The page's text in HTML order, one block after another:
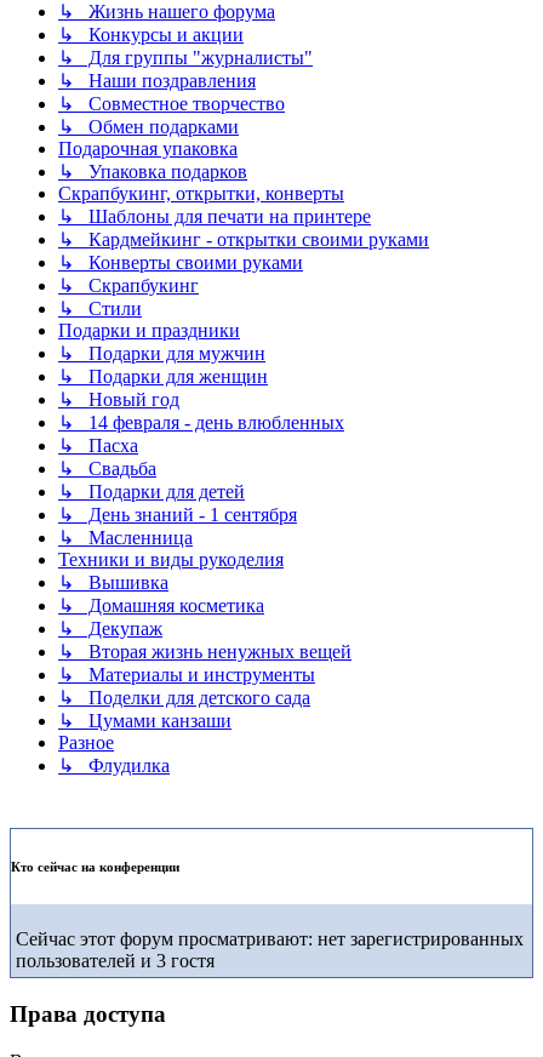
↳ Жизнь нашего форума
↳ Конкурсы и акции
↳ Для группы "журналисты"
↳ Наши поздравления
↳ Совместное творчество
↳ Обмен подарками
Подарочная упаковка
↳ Упаковка подарков
Скрапбукинг, открытки, конверты
↳ Шаблоны для печати на принтере
↳ Кардмейкинг - открытки своими руками
↳ Конверты своими руками
↳ Скрапбукинг
↳ Стили
Подарки и праздники
↳ Подарки для мужчин
↳ Подарки для женщин
↳ Новый год
↳ 14 февраля - день влюбленных
↳ Пасха
↳ Свадьба
↳ Подарки для детей
↳ День знаний - 1 сентября
↳ Масленница
Техники и виды рукоделия
↳ Вышивка
↳ Домашняя косметика
↳ Декупаж
↳ Вторая жизнь ненужных вещей
↳ Материалы и инструменты
↳ Поделки для детского сада
↳ Цумами канзаши
Разное
↳ Флудилка
Кто сейчас на конференции
Сейчас этот форум просматривают: нет зарегистрированных
пользователей и 3 гостя
Права доступа